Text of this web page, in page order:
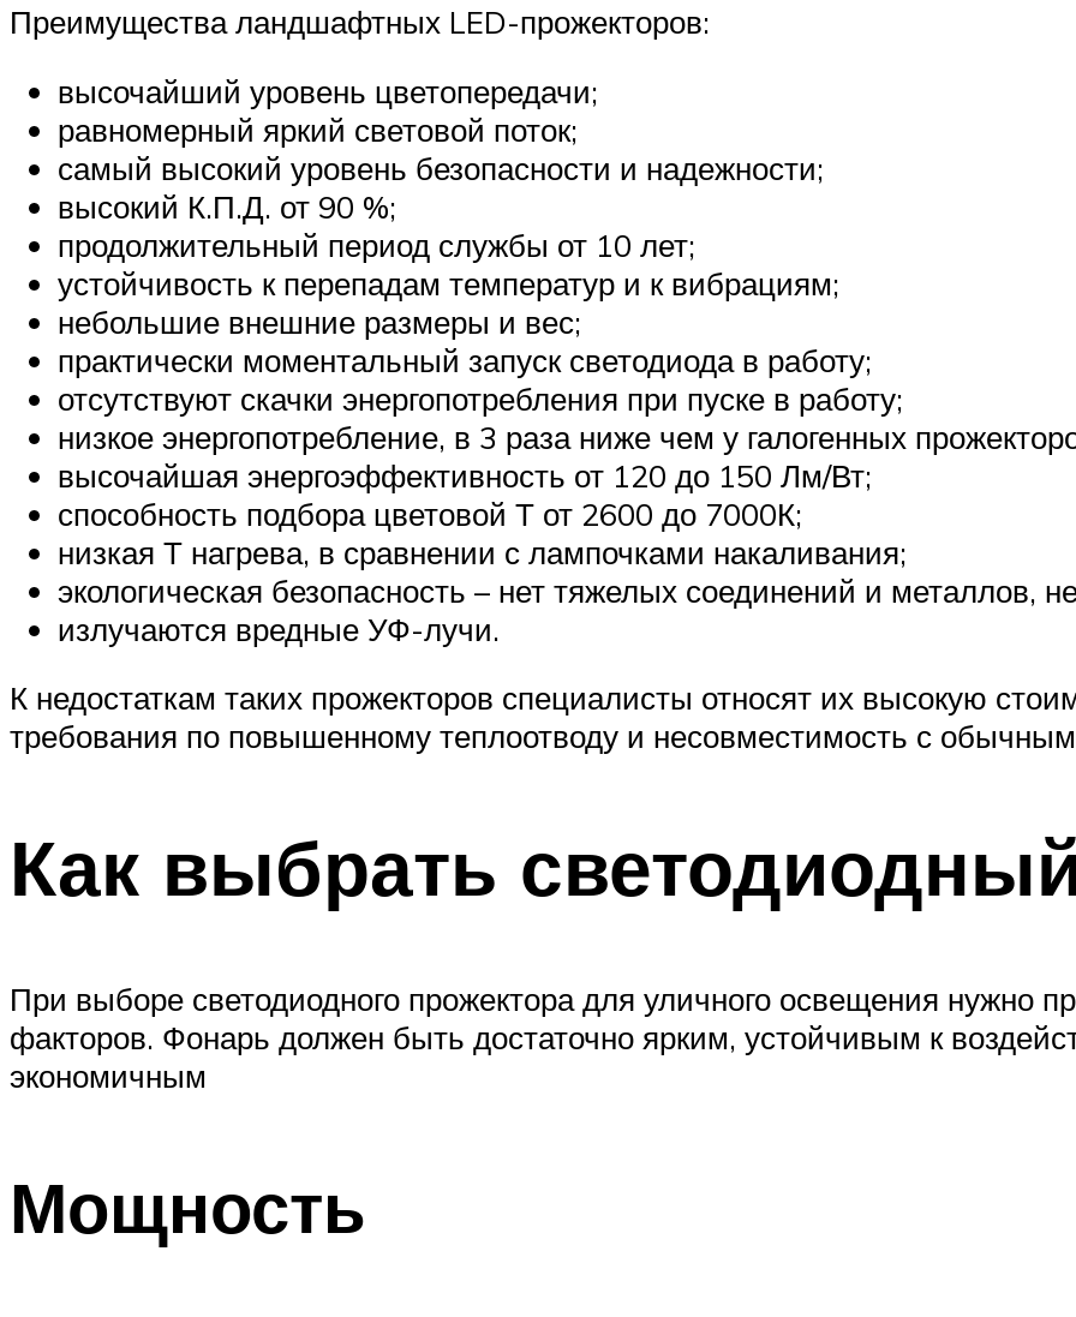
Преимущества ландшафтных LED-прожекторов:
высочайший уровень цветопередачи;
равномерный яркий световой поток;
самый высокий уровень безопасности и надежности;
высокий К.П.Д. от 90 %;
продолжительный период службы от 10 лет;
устойчивость к перепадам температур и к вибрациям;
небольшие внешние размеры и вес;
практически моментальный запуск светодиода в работу;
отсутствуют скачки энергопотребления при пуске в работу;
низкое энергопотребление, в 3 раза ниже чем у галогенных
высочайшая энергоэффективность от 120 до 150 Лм/Вт;
способность подбора цветовой Т от 2600 до 7000К;
низкая Т нагрева, в сравнении с лампочками накаливания;
экологическая безопасность – нет тяжелых соединений и металлов,
излучаются вредные УФ-лучи.
К недостаткам таких прожекторов специалисты относят их высокую
требования по повышенному теплоотводу и несовместимость с
Как выбрать
При выборе светодиодного прожектора для уличного освещения нужно
факторов. Фонарь должен быть достаточно ярким, устойчивым к
экономичным
Мощность